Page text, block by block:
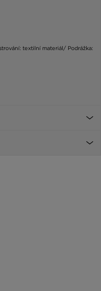
textilní materiál/ Podrážka: